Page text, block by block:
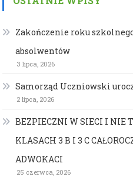
Zakończenie roku
absolwentów
3 lipca, 2026
Samorząd Uczniowski
2 lipca, 2026
BEZPIECZNI W SIECI I NIE
KLASACH 3 B I 3 C
ADWOKACI
25 czerwca, 2026